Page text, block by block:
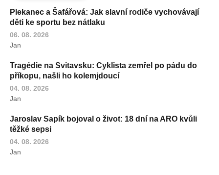
Plekanec a Šafářová: Jak slavní rodiče vychovávají
děti ke sportu bez nátlaku
06. 08. 2026
Jan
Tragédie na Svitavsku: Cyklista zemřel po pádu do
příkopu, našli ho kolemjdoucí
04. 08. 2026
Jan
Jaroslav Sapík bojoval o život: 18 dní na ARO kvůli
těžké sepsi
04. 08. 2026
Jan